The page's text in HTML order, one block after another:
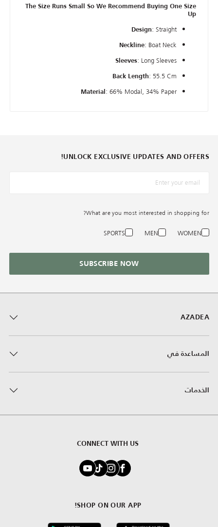
The Size Runs Small So We Recommend Buying One Size
Up
Design: Straight
Neckline: Boat Neck
Sleeves: Long Sleeves
Back Length: 55.5 Cm
Material : 66% Modal, 34% Paper
AZADEA
المساعدة في
الخدمات
CONNECT WITH US
SHOP ON OUR APP!
UNLOCK EXCLUSIVE UPDATES AND OFFERS!
*البريد الإلكترونيّ
What are you most interested in shopping for?
WOMEN
MEN
SPORTS
SUBSCRIBE NOW